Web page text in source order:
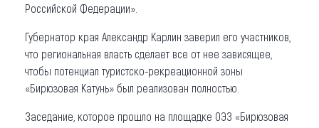
Российской Федерации».
Губернатор края Александр Карлин заверил его участников,
что региональная власть сделает все от нее зависящее,
чтобы потенциал туристско-рекреационной зоны
«Бирюзовая Катунь» был реализован полностью.
Заседание, которое прошло на площадке ОЭЗ «Бирюзовая